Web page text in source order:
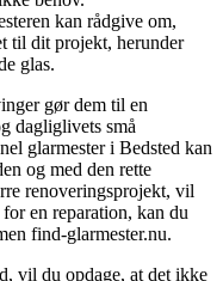
kan rådgive om,
til dit projekt, herunder
glas.
gør dem til en
dagliglivets små
glarmester i Bedsted kan
og med den rette
renoveringsprojekt, vil
en reparation, kan du
find-glarmester.nu.
vil du opdage, at det ikke